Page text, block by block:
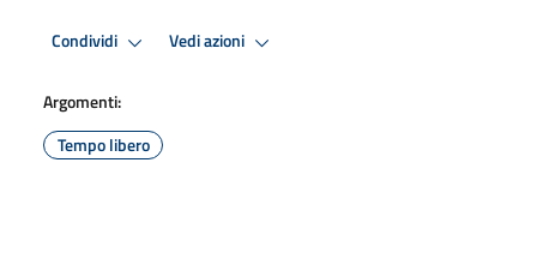
Condividi Vedi azioni
Argomenti:
Tempo libero